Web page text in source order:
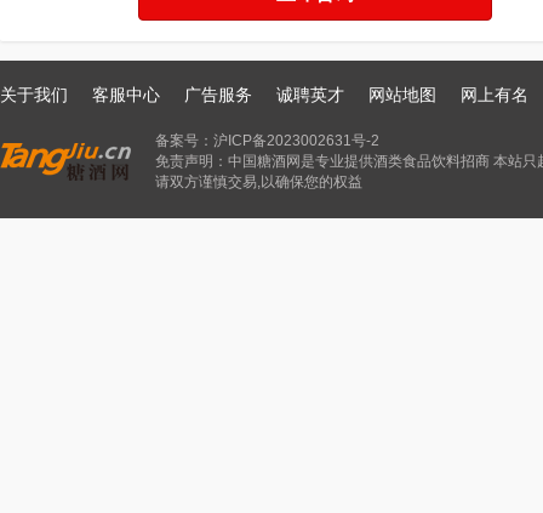
关于我们 客服中心 广告服务 诚聘英才 网站地图 网上有名
备案号： 沪ICP备2023002631号-2
免责声明：中国糖酒网是专业提供酒类食品饮料招商 本站
请双方谨慎交易,以确保您的权益